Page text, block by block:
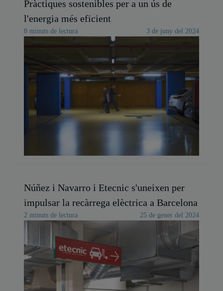
8 minuts de lectura 3 de juny del 2024
Pràctiques sostenibles per a un ús de
l'energia més eficient
2 minuts de lectura 25 de gener del 2024
Núñez i Navarro i Etecnic s'uneixen per
impulsar la recàrrega elèctrica a Barcelona